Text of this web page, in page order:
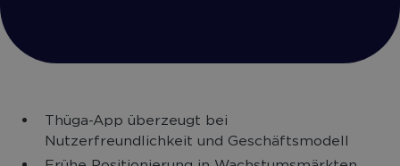
Thüga-App überzeugt bei
Nutzerfreundlichkeit und Geschäftsmodell